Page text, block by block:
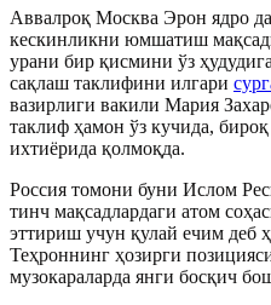
Аввалроқ Москва Эрон ядро
кескинликни юмшатиш
урани бир қисмини ўз
сақлаш таклифини илгари
вазирлиги вакили Мария
таклиф ҳамон ўз кучида,
ихтиёрида қолмоқда.
Россия томони буни Ислом
тинч мақсадлардаги атом
эттириш учун қулай ечим деб
Теҳроннинг ҳозирги
музокараларда янги босқич